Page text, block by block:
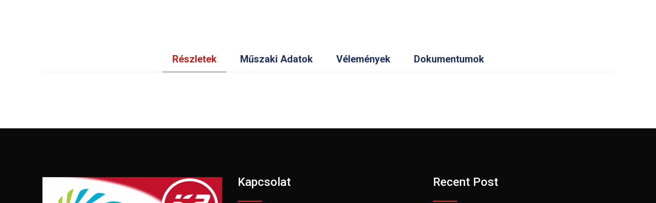
Részletek Műszaki Adatok Vélemények Dokumentumok
Kapcsolat Recent Post